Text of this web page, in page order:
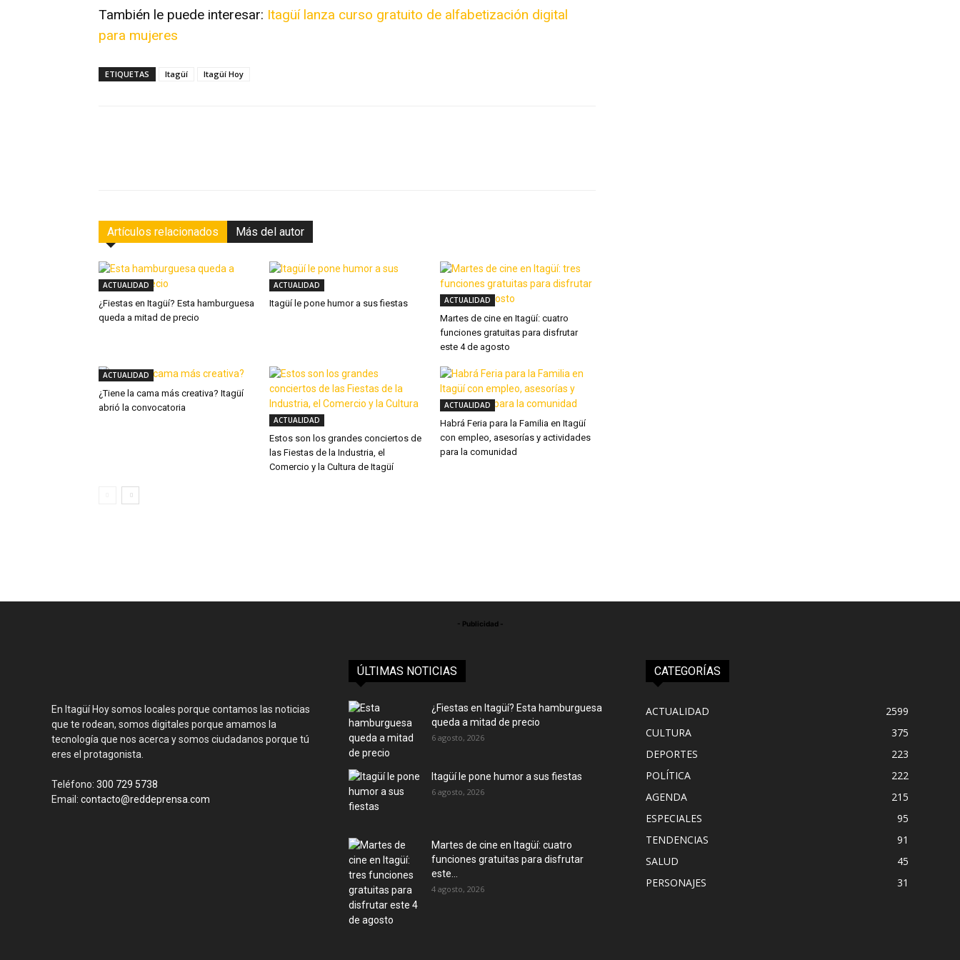
También le puede interesar: Itagüí lanza curso gratuito de alfabetización digital
para mujeres
ETIQUETAS Itagüí Itagüí Hoy
Artículos relacionados Más del autor
ACTUALIDAD
¿Fiestas en Itagüí? Esta hamburguesa
queda a mitad de precio
ACTUALIDAD
Itagüí le pone humor a sus fiestas ACTUALIDAD
Martes de cine en Itagüí: cuatro
funciones gratuitas para disfrutar
este 4 de agosto
ACTUALIDAD
¿Tiene la cama más creativa? Itagüí
abrió la convocatoria
ACTUALIDAD
Estos son los grandes conciertos de
las Fiestas de la Industria, el
Comercio y la Cultura de Itagüí
ACTUALIDAD
Habrá Feria para la Familia en Itagüí
con empleo, asesorías y actividades
para la comunidad
- Publicidad -
En Itagüí Hoy somos locales porque contamos las noticias
que te rodean, somos digitales porque amamos la
tecnología que nos acerca y somos ciudadanos porque tú
eres el protagonista.
Teléfono: 300 729 5738
Email: contacto@reddeprensa.com
ÚLTIMAS NOTICIAS
¿Fiestas en Itagüí? Esta hamburguesa
queda a mitad de precio
6 agosto, 2026
Itagüí le pone humor a sus fiestas
6 agosto, 2026
Martes de cine en Itagüí: cuatro
funciones gratuitas para disfrutar
este...
4 agosto, 2026
CATEGORÍAS
ACTUALIDAD
2599
CULTURA
375
DEPORTES
223
POLÍTICA
222
AGENDA
215
ESPECIALES
95
TENDENCIAS
91
SALUD
45
PERSONAJES
31